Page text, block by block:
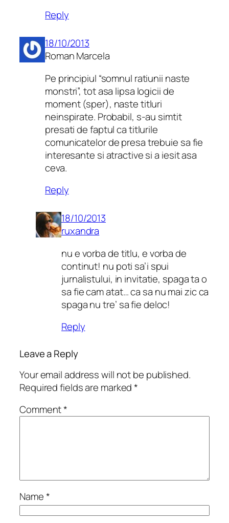
Reply
18/10/2013
Roman Marcela
Pe principiul “somnul ratiunii naste
monstri”, tot asa lipsa logicii de
moment (sper), naste titluri
neinspirate. Probabil, s-au simtit
presati de faptul ca titlurile
comunicatelor de presa trebuie sa fie
interesante si atractive si a iesit asa
ceva.
Reply
18/10/2013
ruxandra
nu e vorba de titlu, e vorba de
continut! nu poti sa’i spui
jurnalistului, in invitatie, spaga ta o
sa fie cam atat… ca sa nu mai zic ca
spaga nu tre’ sa fie deloc!
Reply
Leave a Reply
Your email address will not be published.
Required fields are marked*
Comment*
Name*